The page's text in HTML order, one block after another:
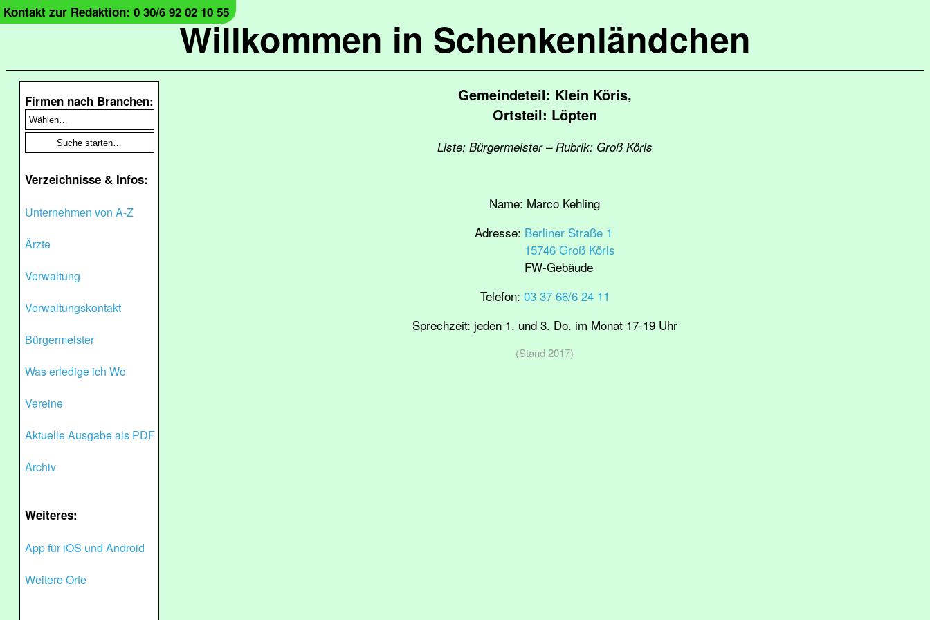
Willkommen in Schenkenländchen
Kontakt zur Redaktion: 0 30/6 92 02 10 55
Firmen nach Branchen:
Verzeichnisse & Infos:
Unternehmen von A-Z
Ärzte
Verwaltung
Verwaltungskontakt
Bürgermeister
Was erledige ich Wo
Vereine
Aktuelle Ausgabe als PDF
Archiv
Weiteres:
App für iOS und Android
Weitere Orte
Gemeindeteil: Klein Köris,
Ortsteil: Löpten
Liste: Bürgermeister – Rubrik: Groß Köris
Name: Marco Kehling
Adresse: Berliner Straße 1
15746 Groß Köris
FW-Gebäude
Telefon: 03 37 66/6 24 11
Sprechzeit: jeden 1. und 3. Do. im Monat 17-19 Uhr
(Stand 2017)